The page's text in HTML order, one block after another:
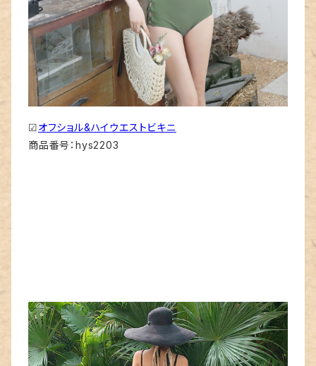
☑オフショル&ハイウエストビキニ
商品番号：hys2203